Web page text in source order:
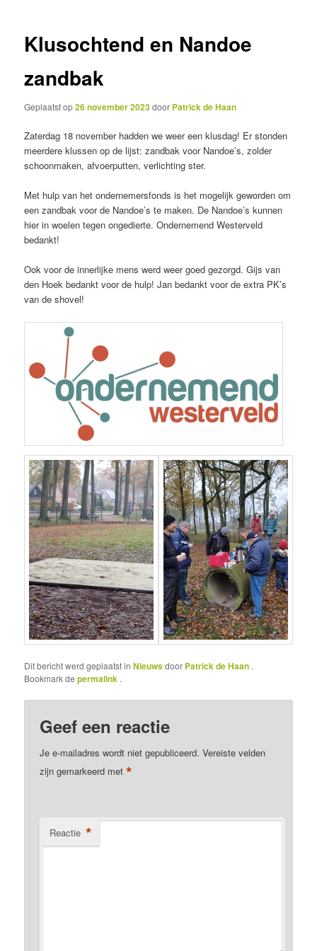
Klusochtend en Nandoe
zandbak
Geplaatst op26 november 2023door Patrick de Haan
Zaterdag 18 november hadden we weer een klusdag! Er stonden
meerdere klussen op de lijst: zandbak voor Nandoe’s, zolder
schoonmaken, afvoerputten, verlichting ster.
Met hulp van het ondernemersfonds is het mogelijk geworden om
een zandbak voor de Nandoe’s te maken. De Nandoe’s kunnen
hier in woelen tegen ongedierte. Ondernemend Westerveld
bedankt!
Ook voor de innerlijke mens werd weer goed gezorgd. Gijs van
den Hoek bedankt voor de hulp! Jan bedankt voor de extra PK’s
van de shovel!
Dit bericht werd geplaatst inNieuwsdoor Patrick de Haan .
Bookmark depermalink .
Geef een reactie
Je e-mailadres wordt niet gepubliceerd. Vereiste velden
zijn gemarkeerd met*
Reactie *